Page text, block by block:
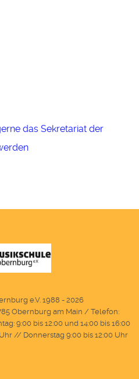
das Sekretariat der
e.V. 1988 - 2026
Obernburg am Main / Telefon:
9:00 bis 12:00 und 14:00 bis 16:00
// Donnerstag 9:00 bis 12:00 Uhr